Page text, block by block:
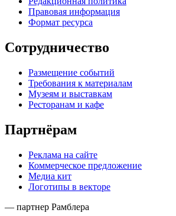
Правовая информация
Формат ресурса
Сотрудничество
Размещение событий
Требования к материалам
Музеям и выставкам
Ресторанам и кафе
Партнёрам
Реклама на сайте
Коммерческое предложение
Медиа кит
Логотипы в векторе
— партнер Рамблера